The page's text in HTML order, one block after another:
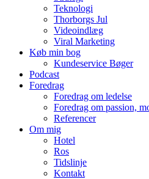
Teknologi
Thorborgs Jul
Videoindlæg
Viral Marketing
Køb min bog
Kundeservice Bøger
Podcast
Foredrag
Foredrag om ledelse
Foredrag om passion,
Referencer
Om mig
Hotel
Ros
Tidslinje
Kontakt